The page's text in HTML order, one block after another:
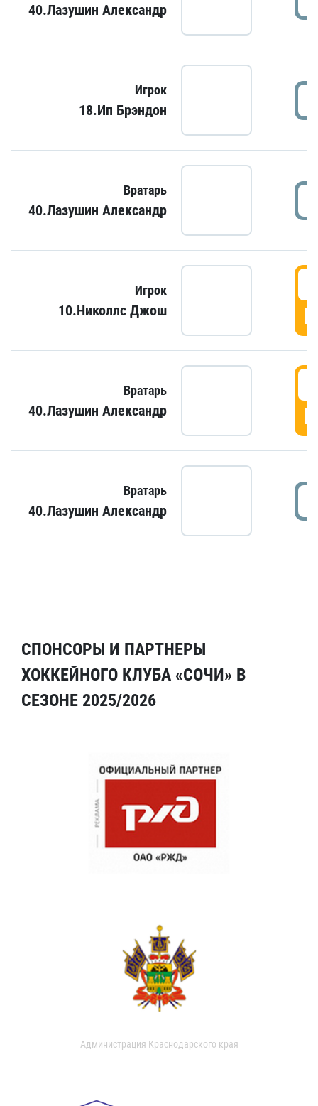
40.Лазушин Александр
Игрок
18.Ип Брэндон
Вратарь
40.Лазушин Александр
Игрок
10.Николлс Джош
Вратарь
40.Лазушин Александр
Вратарь
40.Лазушин Александр
СПОНСОРЫ И ПАРТНЕРЫ
ХОККЕЙНОГО КЛУБА «СОЧИ» В
СЕЗОНЕ 2025/2026
Администрация Краснодарского края